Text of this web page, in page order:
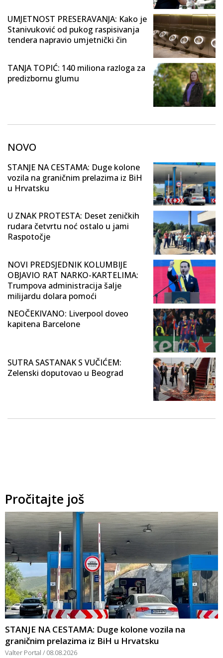
UMJETNOST PRESERAVANJA: Kako je
Stanivuković od pukog raspisivanja
tendera napravio umjetnički čin
TANJA TOPIĆ: 140 miliona razloga za
predizbornu glumu
NOVO
STANJE NA CESTAMA: Duge kolone
vozila na graničnim prelazima iz BiH
u Hrvatsku
U ZNAK PROTESTA: Deset zeničkih
rudara četvrtu noć ostalo u jami
Raspotočje
NOVI PREDSJEDNIK KOLUMBIJE
OBJAVIO RAT NARKO-KARTELIMA:
Trumpova administracija šalje
milijardu dolara pomoći
NEOČEKIVANO: Liverpool doveo
kapitena Barcelone
SUTRA SASTANAK S VUČIĆEM:
Zelenski doputovao u Beograd
Pročitajte još
STANJE NA CESTAMA: Duge kolone vozila na
graničnim prelazima iz BiH u Hrvatsku
Valter Portal 08.08.2026